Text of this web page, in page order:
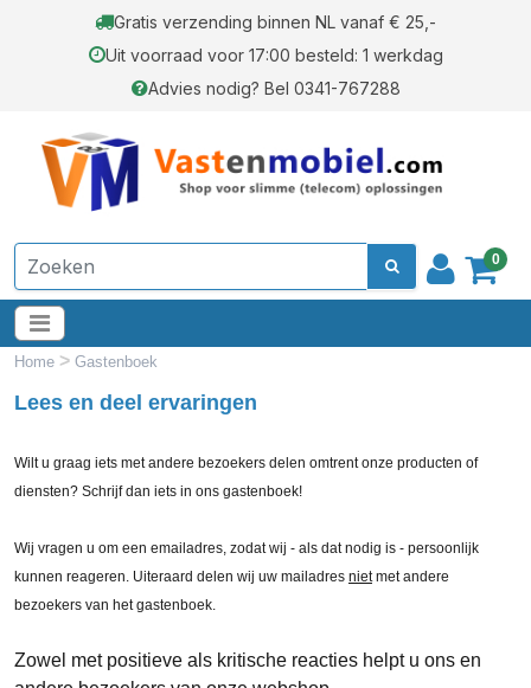
Gratis verzending binnen NL vanaf € 25,-
Uit voorraad voor 17:00 besteld: 1 werkdag
Advies nodig? Bel 0341-767288
0
Home > Gastenboek
Lees en deel ervaringen
Wilt u graag iets met andere bezoekers delen omtrent onze producten of
diensten? Schrijf dan iets in ons gastenboek!
Wij vragen u om een emailadres, zodat wij - als dat nodig is - persoonlijk
kunnen reageren. Uiteraard delen wij uw mailadres nietmet andere
bezoekers van het gastenboek.
Zowel met positieve als kritische reacties helpt u ons en